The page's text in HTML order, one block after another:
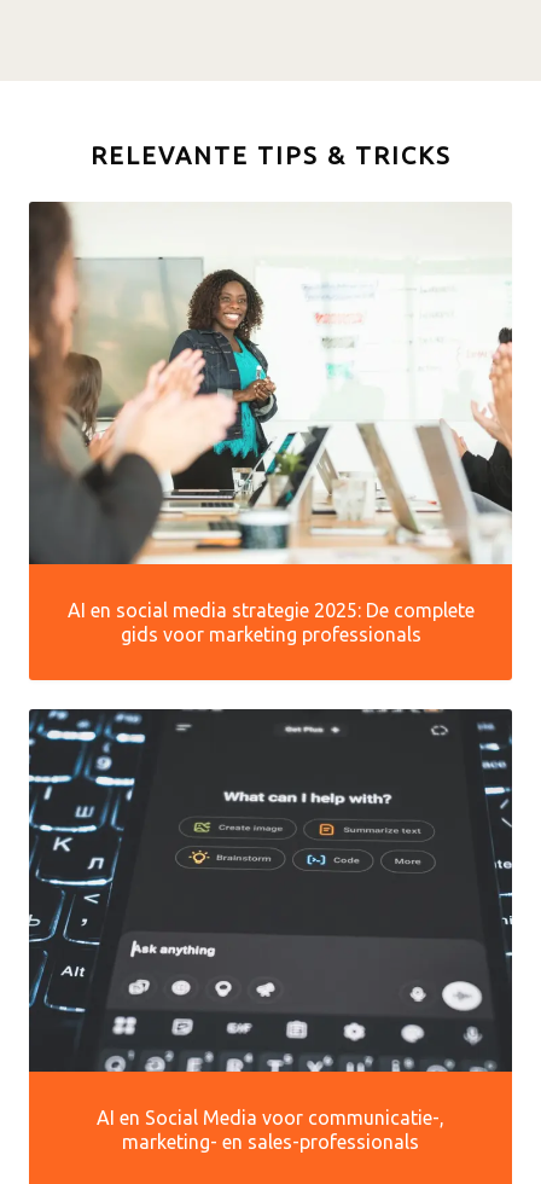
RELEVANTE TIPS & TRICKS
AI en social media strategie 2025: De complete
gids voor marketing professionals
AI en Social Media voor communicatie-,
marketing- en sales-professionals